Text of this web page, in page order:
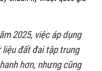
2025, việc áp dụng
đất đai tập trung
hơn, nhưng cũng